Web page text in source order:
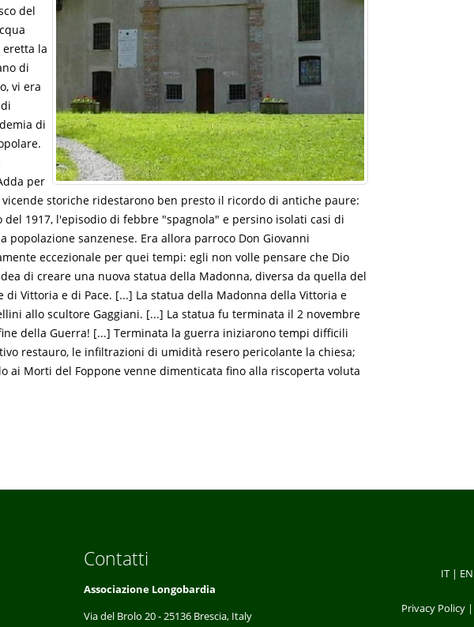
del
eretta la
di
vi era
di
per
storiche ridestarono ben presto il ricordo di antiche paure:
1917, l'episodio di febbre "spagnola" e persino isolati casi di
sanzenese. Era allora parroco Don Giovanni
eccezionale per quei tempi: egli non volle pensare che Dio
di creare una nuova statua della Madonna, diversa da quella del
Vittoria e di Pace. [...] La statua della Madonna della Vittoria e
allo scultore Gaggiani. [...] La statua fu terminata il 2 novembre
della Guerra! [...] Terminata la guerra iniziarono tempi difficili
restauro, le infiltrazioni di umidità resero pericolante la chiesa;
ai Morti del Foppone venne dimenticata fino alla riscoperta voluta
Contatti
Associazione Longobardia
Via del Brolo 20 - 25136 Brescia, Italy
IT| EN
Privacy Policy|